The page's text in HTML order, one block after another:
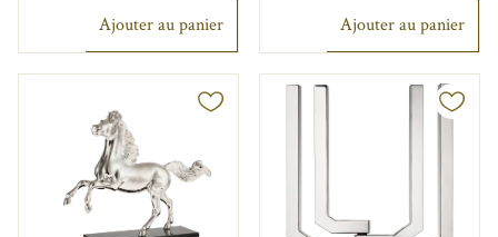
Ajouter au panier Ajouter au panier